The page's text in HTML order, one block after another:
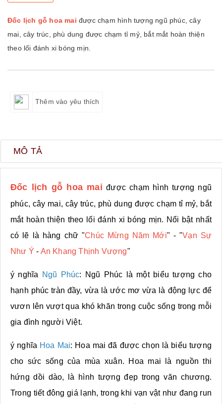
Đốc lịch gỗ hoa mai được chạm hình tượng ngũ phúc, cây
mai, cây trúc, phù dung được chạm tỉ mỷ, bắt mắt hoàn thiện
theo lối đánh xi bóng mịn.
Thêm vào yêu thích
MÔ TẢ
Đốc lịch gỗ hoa mai được chạm hình tượng ngũ
phúc, cây mai, cây trúc, phù dung được chạm tỉ mỷ, bắt
mắt hoàn thiện theo lối đánh xi bóng mịn. Nổi bật nhất
có lẽ là hàng chữ "Chúc Mừng Năm Mới" - "Vạn Sự
Như Ý- An Khang Thịnh Vượng"
ý nghĩa Ngũ Phúc: Ngũ Phúc là một biểu tượng cho
hạnh phúc tràn đầy, vừa là ước mơ vừa là động lực để
vươn lên vượt qua khó khăn trong cuộc sống trong mỗi
gia đình người Việt.
ý nghĩa Hoa Mai: Hoa mai đã được chọn là biểu tượng
cho sức sống của mùa xuân. Hoa mai là nguồn thi
hứng dồi dào, là hình tượng đẹp trong văn chương.
Trong tiết đông giá lạnh, trong khi vạn vật như đang run